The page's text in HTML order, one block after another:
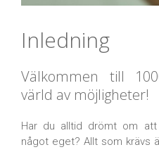
Inledning
Välkommen till
värld av möjligheter!
Har du alltid drömt om
något eget? Allt som krävs